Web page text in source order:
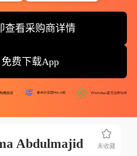
查看采购商详情
免费下载App
Abdulmajid 未收藏